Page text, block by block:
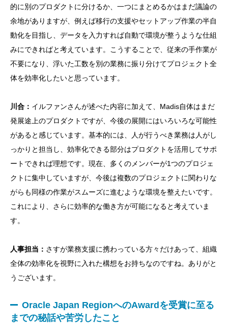
的に別のプロダクトに分けるか、一つにまとめるかはまだ議論の
余地がありますが、例えば移行の支援やセットアップ作業の半自
動化を目指し、データを入力すれば自動で環境が整うような仕組
みにできればと考えています。こうすることで、従来の手作業が
不要になり、浮いた工数を別の業務に振り分けてプロジェクト全
体を効率化したいと思っています。
川合： イルファンさんが述べた内容に加えて、Madis自体はまだ
発展途上のプロダクトですが、今後の展開にはいろいろな可能性
があると感じています。基本的には、人が行うべき業務は人がし
っかりと担当し、効率化できる部分はプロダクトを活用してサポ
ートできれば理想です。現在、多くのメンバーが1つのプロジェ
クトに集中していますが、今後は複数のプロジェクトに関わりな
がらも同様の作業がスムーズに進むような環境を整えたいです。
これにより、さらに効率的な働き方が可能になると考えていま
す。
人事担当： さすが業務支援に携わっている方々だけあって、組織
全体の効率化を視野に入れた構想をお持ちなのですね。ありがと
うございます。
Oracle Japan RegionへのAwardを受賞に至る
までの秘話や苦労したこと